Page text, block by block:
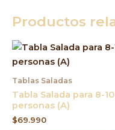
Productos
Tablas Saladas
Tabla Salada para 8-10
personas (A)
$69.990